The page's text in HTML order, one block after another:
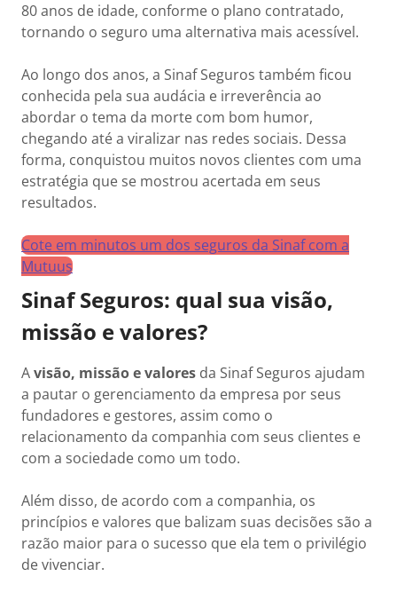
80 anos de idade, conforme o plano contratado,
tornando o seguro uma alternativa mais acessível.
Ao longo dos anos, a Sinaf Seguros também ficou
conhecida pela sua audácia e irreverência ao
abordar o tema da morte com bom humor,
chegando até a viralizar nas redes sociais. Dessa
forma, conquistou muitos novos clientes com uma
estratégia que se mostrou acertada em seus
resultados.
Cote em minutos um dos seguros da Sinaf com a
Mutuus
Sinaf Seguros: qual sua visão,
missão e valores?
Avisão, missão e valores da Sinaf Seguros ajudam
a pautar o gerenciamento da empresa por seus
fundadores e gestores, assim como o
relacionamento da companhia com seus clientes e
com a sociedade como um todo.
Além disso, de acordo com a companhia, os
princípios e valores que balizam suas decisões são a
razão maior para o sucesso que ela tem o privilégio
de vivenciar.